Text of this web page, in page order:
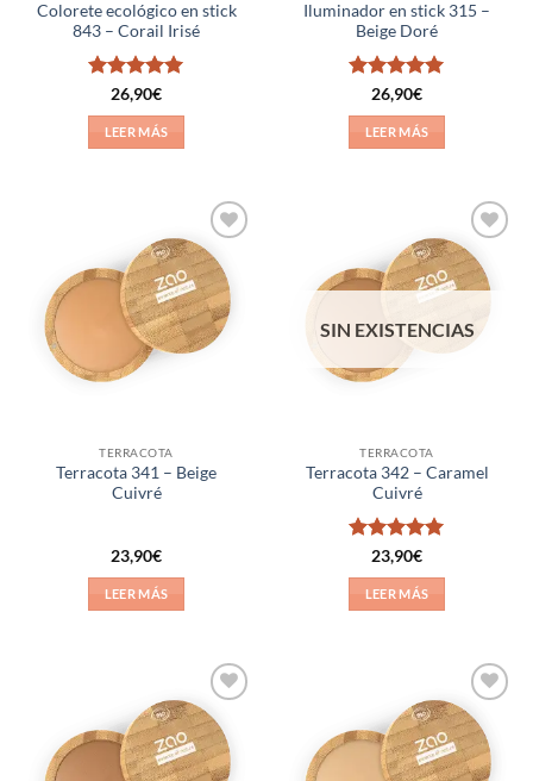
Colorete ecológico en stick
843 – Corail Irisé
Valorado
con5de 5
26,90€
LEER MÁS
Iluminador en stick 315 –
Beige Doré
Valorado
con5de 5
26,90€
LEER MÁS
Añadir
a la
lista de
deseos
TERRACOTA
Terracota 341 – Beige
Cuivré
23,90€
LEER MÁS
Añadir
a la
lista de
SIN EXISTENCIAS
TERRACOTA
Terracota 342 – Caramel
Cuivré
Valorado
con5de 5
23,90€
LEER MÁS
Añadir
a la
lista de
deseos
Añadir
a la
lista de
deseos